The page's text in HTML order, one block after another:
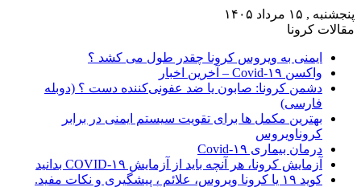
پنجشنبه , ۱۵ مرداد ۱۴۰۵
مقالات کرونا
ایمنی به ویروس کرونا چقدر طول می کشد ؟
واکسن Covid-۱۹ – آخرین اخبار
دشمن کرونا: صابون یا ضد عفونی‌کننده دست ؟ (دوبله
فارسی)
بهترین مکمل ها برای تقویت سیستم ایمنی در برابر
کروناویروس
درمان بیماری Covid-۱۹
آزمایش کرونا، هر آنچه باید از آزمایش COVID-۱۹ بدانید
کوید ۱۹ یا کرونا ویروس، علائم ، پیشگیری و نکات مفید.